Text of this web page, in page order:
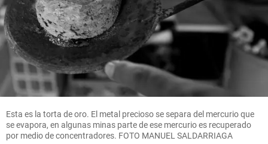
Esta es la torta de oro. El metal precioso se separa del mercurio que
se evapora, en algunas minas parte de ese mercurio es recuperado
por medio de concentradores. FOTO MANUEL SALDARRIAGA